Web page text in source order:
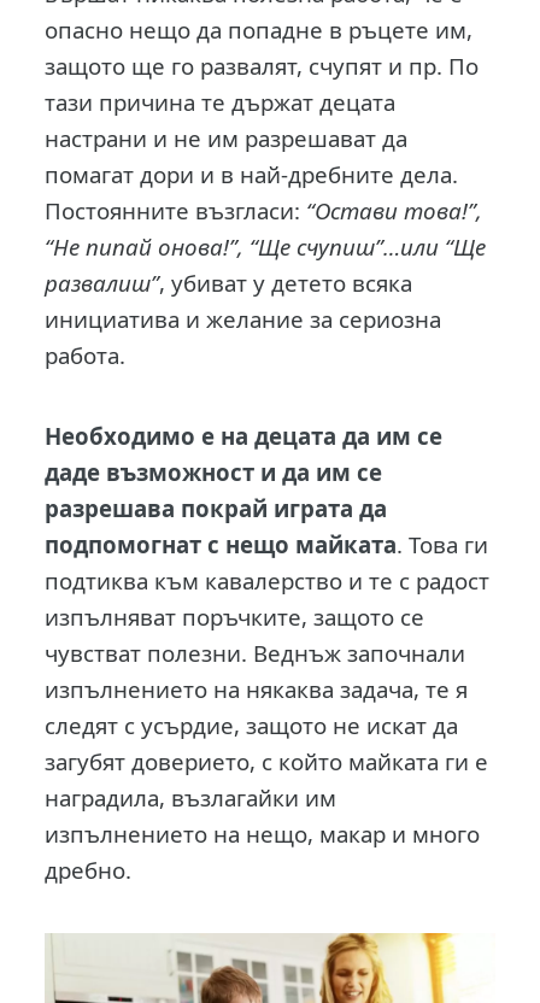
опасно нещо да попадне в ръцете им,
защото ще го развалят, счупят и пр. По
тази причина те държат децата
настрани и не им разрешават да
помагат дори и в най-дребните дела.
Постоянните възгласи: “Остави това!”,
“Не пипай онова!”, “Ще счупиш”…или “Ще
развалиш”, убиват у детето всяка
инициатива и желание за сериозна
работа.
Необходимо е на децата да им се
даде възможност и да им се
разрешава покрай играта да
подпомогнат с нещо майката. Това ги
подтиква към кавалерство и те с радост
изпълняват поръчките, защото се
чувстват полезни. Веднъж започнали
изпълнението на някаква задача, те я
следят с усърдие, защото не искат да
загубят доверието, с който майката ги е
наградила, възлагайки им
изпълнението на нещо, макар и много
дребно.